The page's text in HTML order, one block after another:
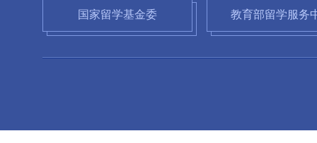
国家留学基金委 教育部留学服务